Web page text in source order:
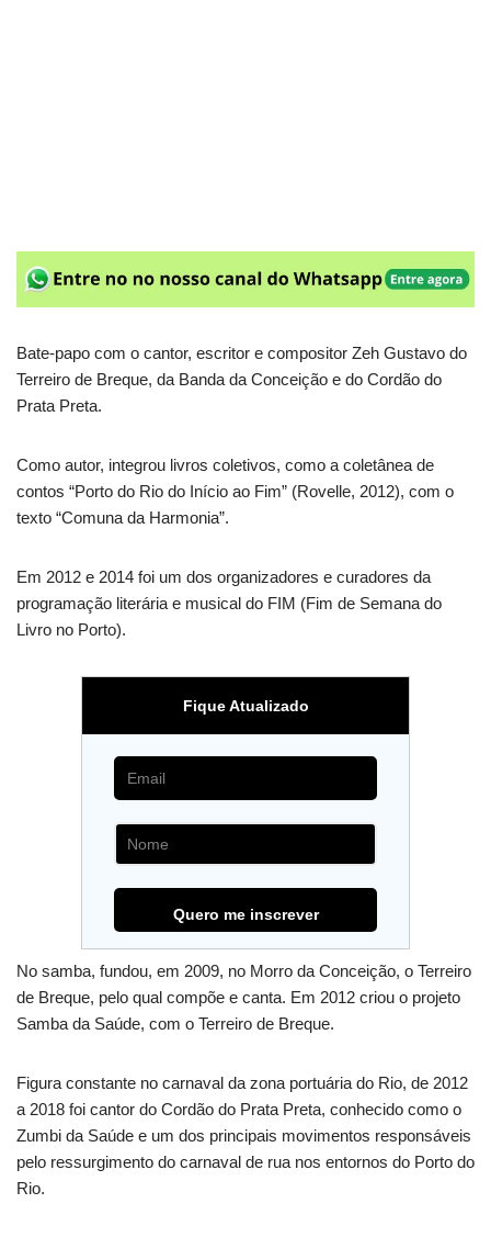
Bate-papo com o cantor, escritor e compositor Zeh Gustavo do
Terreiro de Breque, da Banda da Conceição e do Cordão do
Prata Preta.
Como autor, integrou livros coletivos, como a coletânea de
contos “Porto do Rio do Início ao Fim” (Rovelle, 2012), com o
texto “Comuna da Harmonia”.
Em 2012 e 2014 foi um dos organizadores e curadores da
programação literária e musical do FIM (Fim de Semana do
Livro no Porto).
Fique Atualizado
No samba, fundou, em 2009, no Morro da Conceição, o Terreiro
de Breque, pelo qual compõe e canta. Em 2012 criou o projeto
Samba da Saúde, com o Terreiro de Breque.
Figura constante no carnaval da zona portuária do Rio, de 2012
a 2018 foi cantor do Cordão do Prata Preta, conhecido como o
Zumbi da Saúde e um dos principais movimentos responsáveis
pelo ressurgimento do carnaval de rua nos entornos do Porto do
Rio.